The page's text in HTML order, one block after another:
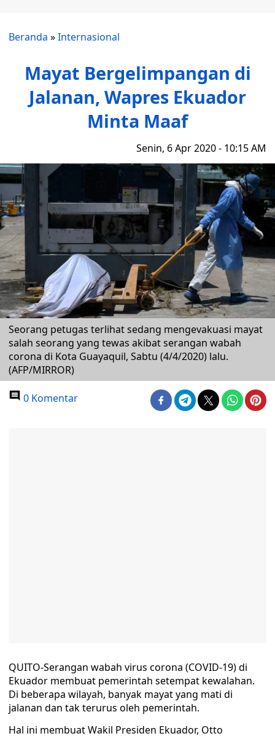
Beranda »Internasional
Mayat Bergelimpangan di
Jalanan, Wapres Ekuador
Minta Maaf
Senin, 6 Apr 2020 - 10:15 AM
Seorang petugas terlihat sedang mengevakuasi mayat
salah seorang yang tewas akibat serangan wabah
corona di Kota Guayaquil, Sabtu (4/4/2020) lalu.
(AFP/MIRROR)
0 Komentar
QUITO-Serangan wabah virus corona (COVID-19) di
Ekuador membuat pemerintah setempat kewalahan.
Di beberapa wilayah, banyak mayat yang mati di
jalanan dan tak terurus oleh pemerintah.
Hal ini membuat Wakil Presiden Ekuador, Otto